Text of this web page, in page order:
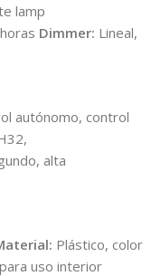
lamp
Dimmer: Lineal,
autónomo, control
alta
Plástico, color
uso interior